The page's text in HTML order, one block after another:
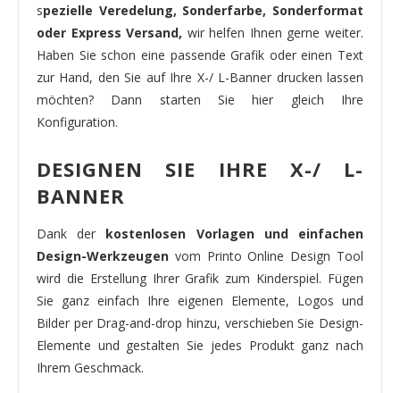
spezielle Veredelung, Sonderfarbe, Sonderformat
oder Express Versand, wir helfen Ihnen gerne weiter.
Haben Sie schon eine passende Grafik oder einen Text
zur Hand, den Sie auf Ihre X-/ L-Banner drucken lassen
möchten? Dann starten Sie hier gleich Ihre
Konfiguration.
DESIGNEN SIE IHRE X-/ L-
BANNER
Dank der kostenlosen Vorlagen und einfachen
Design-Werkzeugen vom Printo Online Design Tool
wird die Erstellung Ihrer Grafik zum Kinderspiel. Fügen
Sie ganz einfach Ihre eigenen Elemente, Logos und
Bilder per Drag-and-drop hinzu, verschieben Sie Design-
Elemente und gestalten Sie jedes Produkt ganz nach
Ihrem Geschmack.